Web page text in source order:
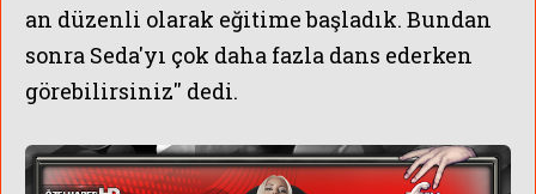
an düzenli olarak eğitime başladık. Bundan
sonra Seda'yı çok daha fazla dans ederken
görebilirsiniz'' dedi.